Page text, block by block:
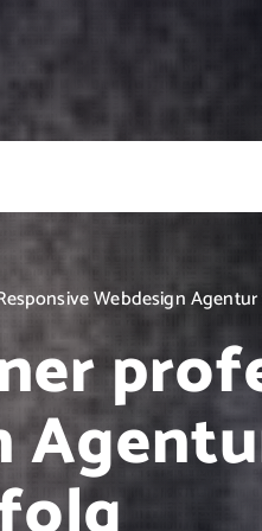
Webdesign